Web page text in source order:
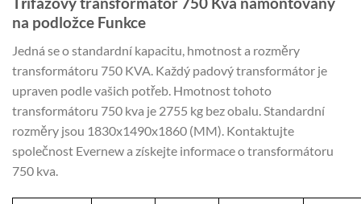
na podložce Funkce
Jedná se o standardní kapacitu, hmotnost a rozměry
transformátoru 750 KVA. Každý padový transformátor je
upraven podle vašich potřeb. Hmotnost tohoto
transformátoru 750 kva je 2755 kg bez obalu. Standardní
rozměry jsou 1830x1490x1860 (MM). Kontaktujte
společnost Evernew a získejte informace o transformátoru
750 kva.